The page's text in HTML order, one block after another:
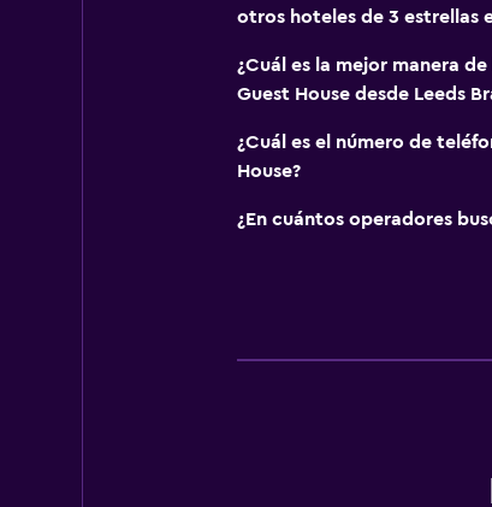
otros hoteles de 3 estrellas
¿Cuál es la mejor manera
Guest House desde Leeds
¿Cuál es el número de
House?
¿En cuántos operadores